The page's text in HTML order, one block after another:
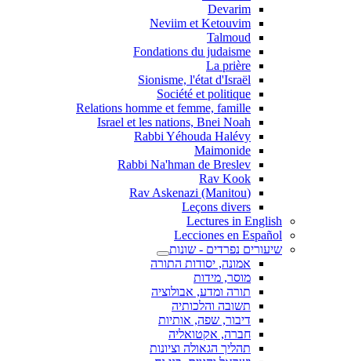
Devarim
Neviim et Ketouvim
Talmoud
Fondations du judaisme
La prière
Sionisme, l'état d'Israël
Société et politique
Relations homme et femme, famille
Israel et les nations, Bnei Noah
Rabbi Yéhouda Halévy
Maimonide
Rabbi Na'hman de Breslev
Rav Kook
(Rav Askenazi (Manitou
Leçons divers
Lectures in English
Lecciones en Español
שיעורים נפרדים - שונות
אמונה, יסודות התורה
מוסר, מידות
תורה ומדע, אבולוציה
תשובה והלכותיה
דיבור, שפה, אותיות
חברה, אקטואליה
תהליך הגאולה וציונות